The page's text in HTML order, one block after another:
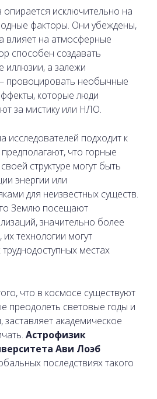
опирается исключительно на
факторы. Они убеждены,
влияет на атмосферные
способен создавать
иллюзии, а залежи
провоцировать необычные
которые люди
за мистику или НЛО.
исследователей подходит к
что горные
структуре могут быть
энергии или
для неизвестных существ.
Землю посещают
значительно более
технологии могут
местах
что в космосе существуют
преодолеть световые годы и
академическое
Астрофизик
Ави Лоэб
последствиях такого